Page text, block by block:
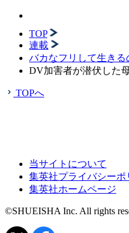
TOP
連載
バカなフリして生きる
DV加害者が潜伏した
TOPへ
当サイトについて
集英社プライバシーポ
集英社ホームページ
©SHUEISHA Inc. All rights